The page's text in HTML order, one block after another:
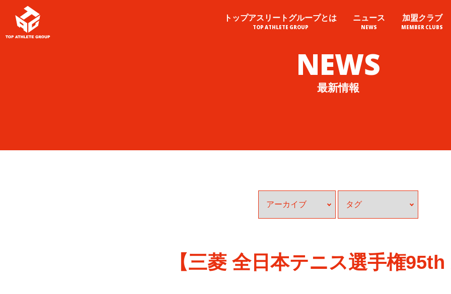
トップアスリートグループとは ニュース 加盟クラブ
最新情報
【三菱 全日本テニス選手権